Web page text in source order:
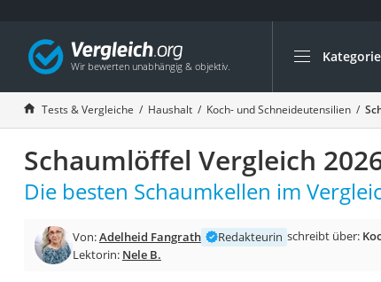
Die
Haushalt
Wassersprudler
Wischroboter
Wäschespinne
Tests & Vergleiche Haushalt Koch- und Schneideutensilien
Schaumlöffel Vergleich
Die besten Schaumkellen im
Von:Adelheid Fangrath Redakteurin schreibt über:
Lektorin: Nele B.